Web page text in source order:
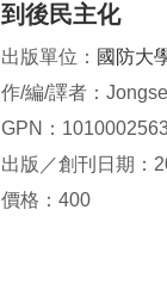
到後民主化
出版單位： 國防大
作/編/譯者：
GPN：
出版／創刊日期：
價格：400